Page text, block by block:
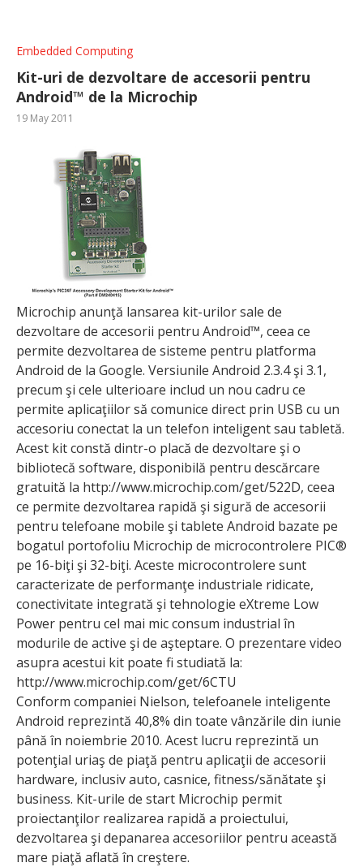
Embedded Computing
Kit-uri de dezvoltare de accesorii pentru
Android™ de la Microchip
19 May 2011
Microchip anunţă lansarea kit-urilor sale de
dezvoltare de accesorii pentru Android™, ceea ce
permite dezvoltarea de sisteme pentru platforma
Android de la Google. Versiunile Android 2.3.4 şi 3.1,
precum şi cele ulterioare includ un nou cadru ce
permite aplicaţiilor să comunice direct prin USB cu un
accesoriu conectat la un telefon inteligent sau tabletă.
Acest kit constă dintr-o placă de dezvoltare şi o
bibliotecă software, disponibilă pentru descărcare
gratuită la http://www.microchip.com/get/522D, ceea
ce permite dezvoltarea rapidă şi sigură de accesorii
pentru telefoane mobile şi tablete Android bazate pe
bogatul portofoliu Microchip de microcontrolere PIC®
pe 16-biţi şi 32-biţi. Aceste microcontrolere sunt
caracterizate de performanţe industriale ridicate,
conectivitate integrată şi tehnologie eXtreme Low
Power pentru cel mai mic consum industrial în
modurile de active şi de aşteptare. O prezentare video
asupra acestui kit poate fi studiată la:
http://www.microchip.com/get/6CTU
Conform companiei Nielson, telefoanele inteligente
Android reprezintă 40,8% din toate vânzările din iunie
până în noiembrie 2010. Acest lucru reprezintă un
potenţial uriaş de piaţă pentru aplicaţii de accesorii
hardware, inclusiv auto, casnice, fitness/sănătate şi
business. Kit-urile de start Microchip permit
proiectanţilor realizarea rapidă a proiectului,
dezvoltarea şi depanarea accesoriilor pentru această
mare piaţă aflată în creştere.